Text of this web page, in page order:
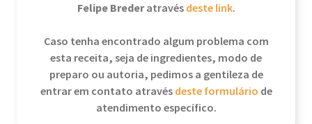
Felipe Brederatravésdeste link.
Caso tenha encontrado algum problema com
esta receita, seja de ingredientes, modo de
preparo ou autoria, pedimos a gentileza de
entrar em contato atravésdeste formulário de
atendimento específico.